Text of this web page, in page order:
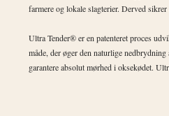
farmere og lokale slagterier. Derved
Ultra Tender® er en patenteret proces
måde, der øger den naturlige
garantere absolut mørhed i oksekødet.